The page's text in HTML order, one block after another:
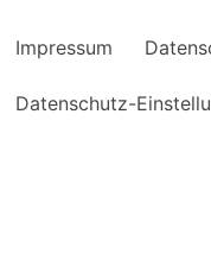
Impressum
Datenschutz-